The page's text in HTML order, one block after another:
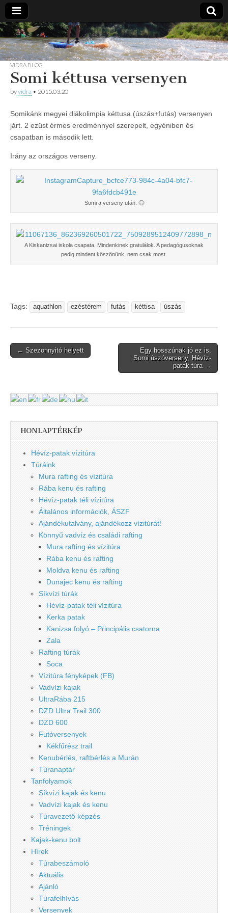
Vidra
Vízitúra
… vízitúra
szervezés,
vadvíz,
kajakoktatás,
kajak-kenu
bolt,
vidraságok…
VIDRA BLOG
Somi kéttusa versenyen
byvidra • 2015.03.20
Somikánk megyei diákolimpia kéttusa (úszás+futás) versenyen
járt. 2 ezüst érmes eredménnyel szerepelt, egyéniben és
csapatban is második lett.
Irány az országos verseny.
Somi a verseny után. 🙂
A Kiskanizsai iskola csapata. Mindenkinek gratulálok. A pedagógusoknak
pedig mindent köszönünk, nem csak most.
Tags: aquathlon ezéstérem futás kéttisa úszás
Post
← Szezonnyitó helyett
Egy hosszúnak jó ez is,
Somi úszóverseny, Hévíz-
patak túra →
HONLAPTÉRKÉP
Hévíz-patak vízitúra
Túráink
Mura rafting és vízitúra
Rába kenu és rafting
Hévíz-patak téli vízitúra
Általános információk, ÁSZF
Ajándékutalvány, ajándékozz vízitúrát!
Könnyű vadvíz és családi rafting
Mura rafting és vízitúra
Rába kenu és rafting
Moldva kenu és rafting
Dunajec kenu és rafting
Síkvízi túrák
Hévíz-patak téli vízitúra
Kerka patak
Kanizsa folyó – Principális csatorna
Zala
Rafting túrák
Soca
Vízitúra fényképek (FB)
Vadvízi kajak
UltraRába 215
DZD Ultra Trail 300
DZD 600
Futóversenyek
Kékfűrész trail
Kenubérlés, raftbérlés a Murán
Túranaptár
Tanfolyamok
Síkvízi kajak és kenu
Vadvízi kajak és kenu
Túravezető képzés
Tréningek
Kajak-kenu bolt
Hírek
Túrabeszámoló
Aktuális
Ajánló
Túrafelhívás
Versenyek